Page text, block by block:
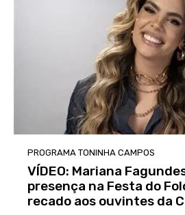
PROGRAMA TONINHA CAMPOS
VÍDEO: Mariana
presença na Festa do
recado aos ouvintes da